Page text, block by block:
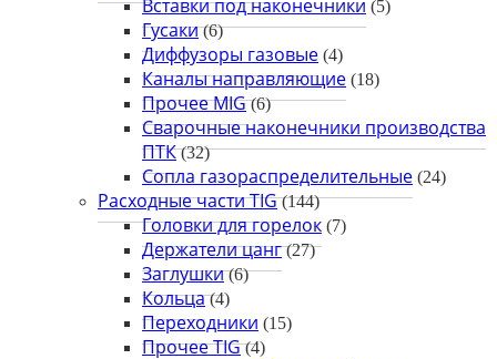
Вставки под наконечники (5)
Гусаки (6)
Диффузоры газовые (4)
Каналы направляющие (18)
Прочее MIG (6)
Сварочные наконечники производства
ПТК (32)
Сопла газораспределительные (24)
Расходные части TIG (144)
Головки для горелок (7)
Держатели цанг (27)
Заглушки (6)
Кольца (4)
Переходники (15)
Прочее TIG (4)